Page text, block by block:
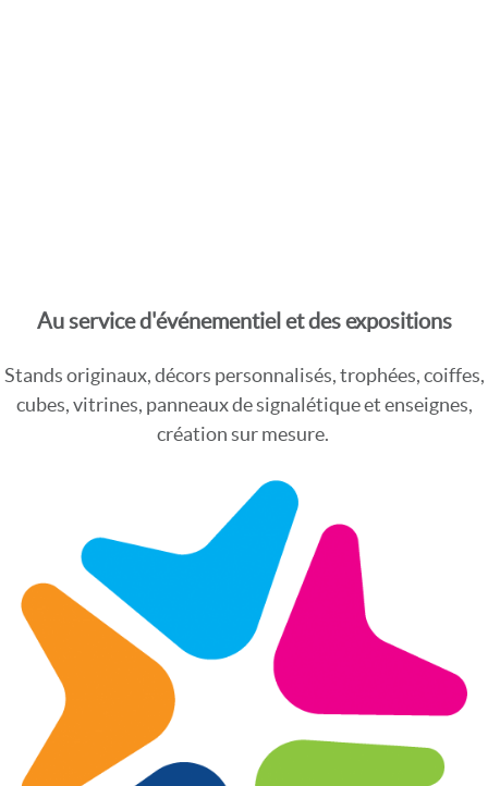
Au service d'événementiel et des expositions
Stands originaux, décors personnalisés, trophées, coiffes,
cubes, vitrines, panneaux de signalétique et enseignes,
création sur mesure.